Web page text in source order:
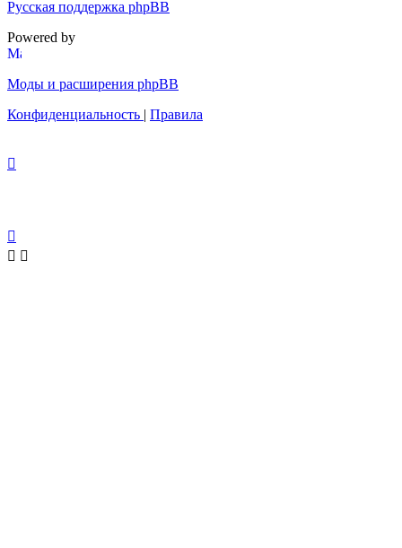
Русская поддержка phpBB
Powered by
Моды и расширения phpBB
Конфиденциальность | Правила